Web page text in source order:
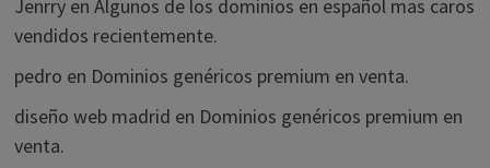
Jenrryen Algunos de los dominios en español mas caros
vendidos recientemente.
pedro en Dominios genéricos premium en venta.
diseño web madrid en Dominios genéricos premium en
venta.